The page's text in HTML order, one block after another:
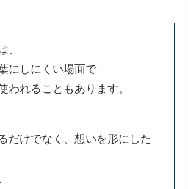
、
にしにくい場面で
われることもあります。
だけでなく、想いを形にした